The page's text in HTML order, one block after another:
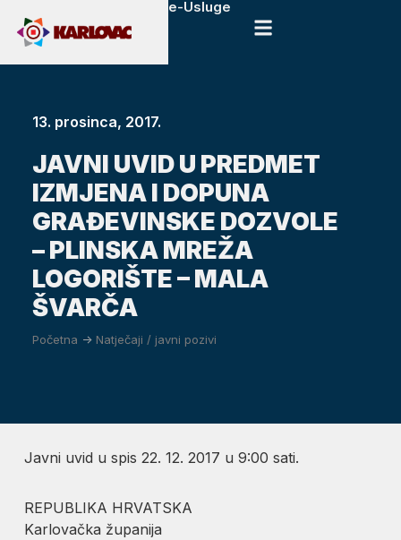
e-Usluge
13. prosinca, 2017.
JAVNI UVID U PREDMET
IZMJENA I DOPUNA
GRAĐEVINSKE DOZVOLE
– PLINSKA MREŽA
LOGORIŠTE – MALA
ŠVARČA
Početna -> Natječaji / javni pozivi
Javni uvid u spis 22. 12. 2017 u 9:00 sati.
REPUBLIKA HRVATSKA
Karlovačka županija